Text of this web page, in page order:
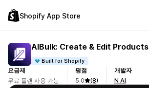
Shopify App Store
AIBulk: Create & Edit Products
Built for Shopify
요금제
무료 플랜 사용 가능
평점
5.0
(8)
개발자
N AI